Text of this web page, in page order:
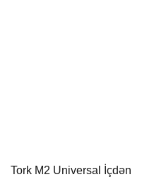
Tork M2 Universal İçdən